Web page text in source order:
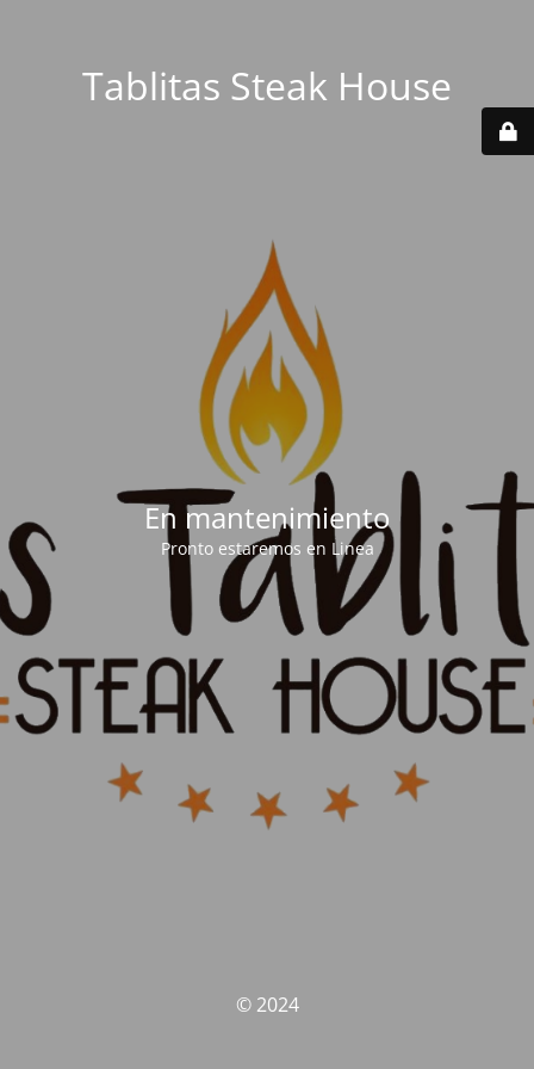
Tablitas Steak House
En mantenimiento
Pronto estaremos en Linea
© 2024